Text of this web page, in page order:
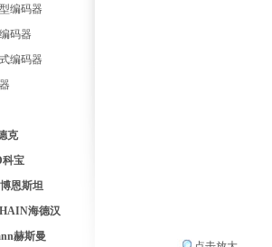
编码器
码器
编码器
克
科宝
恩斯坦
海德汉
赫斯曼